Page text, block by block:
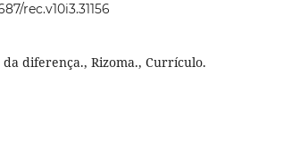
rec.v10i3.31156
da diferença., Rizoma., Currículo.